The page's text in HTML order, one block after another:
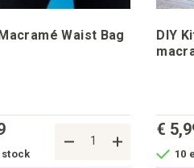
Waist Bag
stock
DIY
€
10